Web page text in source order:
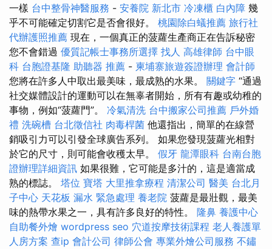
一樣 台中整骨神醫服務 - 安養院 新北市 冷凍櫃 白內障 幾
乎不可能確定切割它是否會很好。 桃園除白蟻推薦 旅行社
代辦護照推薦 現在，一個真正的菠蘿生產商正在告訴秘密
您不會錯過 優質記帳士事務所選擇 找人 高雄律師 台中眼
科 台胞證基隆 助聽器 推薦 - 柬埔寨旅遊簽證辦理 會計師
您將在許多人中取出最美味，最成熟的水果。 關鍵字 “通過
社交媒體設計的運動可以在無辜者開始，所有有趣或幼稚的
事物，例如“菠蘿門”。 冷氣清洗 台中搬家公司推薦 戶外婚
禮 洗碗槽 台北徵信社 肉毒桿菌 他還指出，簡單的在線營
銷吸引力可以引發全球廣告系列。 如果您發現菠蘿光相對
於它的尺寸，則可能會收穫太早。 假牙 龍潭眼科 台南台胞
證辦理詳細資訊 如果很難，它可能是多汁的，這是適當成
熟的標誌。 塔位 寶塔 大里推拿療程 清潔公司 醫美 台北月
子中心 天花板 漏水 緊急處理 養老院 菠蘿是最壯觀，最美
味的熱帶水果之一，具有許多良好的特性。 隆鼻 養護中心
自助餐外燴 wordpress seo 穴道按摩技術課程 老人養護單
人房方案 查ip 會計公司 律師公會 專業外燴公司服務 不鏽